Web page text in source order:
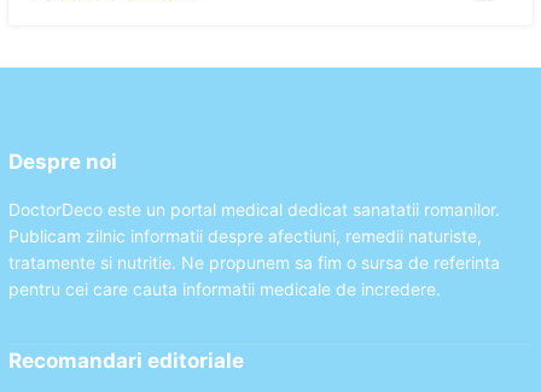
Despre noi
DoctorDeco este un portal medical dedicat sanatatii romanilor.
Publicam zilnic informatii despre afectiuni, remedii naturiste,
tratamente si nutritie. Ne propunem sa fim o sursa de referinta
pentru cei care cauta informatii medicale de incredere.
Recomandari editoriale